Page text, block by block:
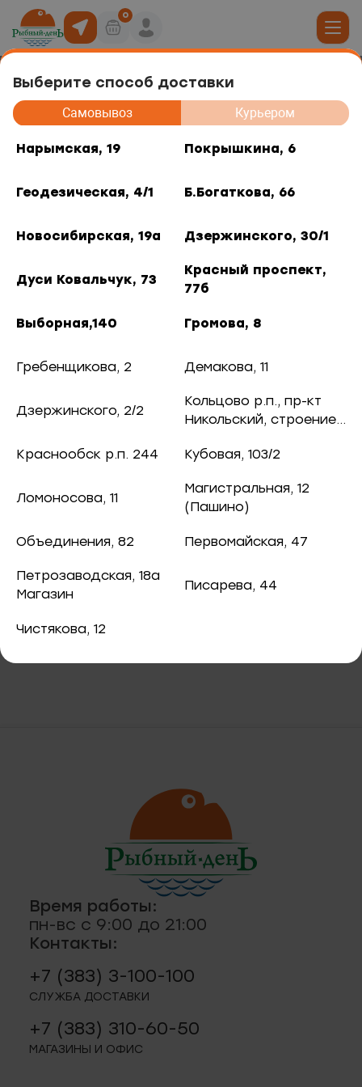
Выберите способ доставки
Самовывоз Курьером
Нарымская, 19 Покрышкина, 6
Геодезическая, 4/1 Б.Богаткова, 66
Новосибирская, 19а Дзержинского, 30/1
Дуси Ковальчук, 73
Красный проспект,
77б
Выборная,140 Громова, 8
Гребенщикова, 2 Демакова, 11
Дзержинского, 2/2
Кольцово р.п., пр-кт
Никольский, строение
Краснообск р.п. 244
Кубовая, 103/2
Ломоносова, 11
Магистральная, 12
(Пашино)
Объединения, 82 Первомайская, 47
Петрозаводская, 18а
Магазин
Писарева, 44
Чистякова, 12
0
роллов
рыба
и снеки
рыба
приправы
и отделы
6
4/1
73
77б
2
12 (Пашино)
244
Соус Терияки премиум 220 мл
165 ₽ / шт.
В корзину
Соус Терияки премиум 220 мл
Время работы:
пн-вс с 9:00 до 21:00
Контакты:
+7 (383) 3-100-100
СЛУЖБА ДОСТАВКИ
+7 (383) 310-60-50
МАГАЗИНЫ И ОФИС